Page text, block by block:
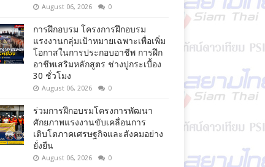
August 06, 2026 0
การฝึกอบรม โครงการฝึกอบรม
แรงงานกลุ่มเป้าหมายเฉพาะเพื่อเพิ่ม
โอกาสในการประกอบอาชีพ การฝึก
อาชีพเสริมหลักสูตร ช่างปูกระเบื้อง
30 ชั่วโมง
August 06, 2026 0
ร่วมการฝึกอบรมโครงการพัฒนา
ศักยภาพแรงงานขับเคลื่อนการ
เติบโตภาคเศรษฐกิจและสังคมอย่าง
ยั่งยืน
August 06, 2026 0